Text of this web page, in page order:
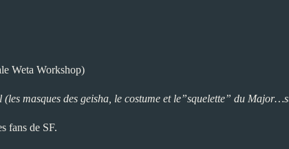
Weta Workshop)
masques des geisha, le costume et le”squelette” du
fans de SF.